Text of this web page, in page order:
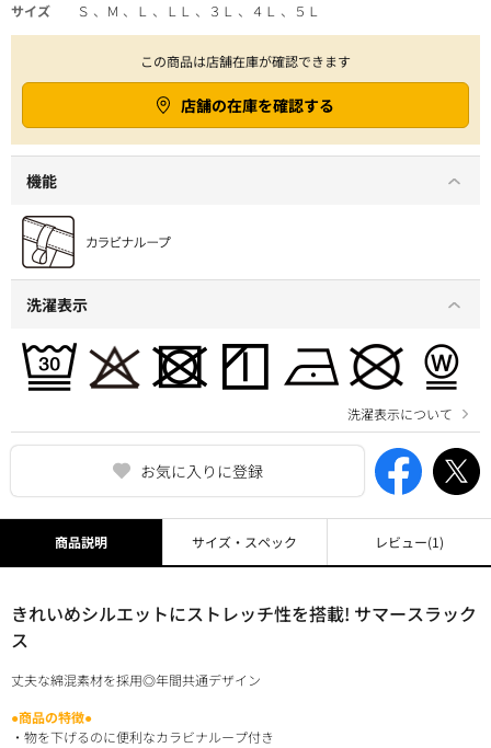
お気に入りに登録
サイズ
Ｓ 、Ｍ 、Ｌ 、ＬＬ 、３Ｌ 、４Ｌ 、５Ｌ
この商品は店舗在庫が確認できます
店舗の在庫を確認する
機能
洗濯表示
洗濯表示について
商品説明
きれいめシルエットにストレッチ性を搭載! サマースラック
ス
丈夫な綿混素材を採用◎年間共通デザイン
●商品の特徴●
・物を下げるのに便利なカラビナループ付き
サイズ・スペック レビュー(1)